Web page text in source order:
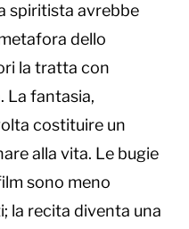
spiritista avrebbe
dello
la tratta con
La fantasia,
costituire un
alla vita. Le bugie
sono meno
la recita diventa una